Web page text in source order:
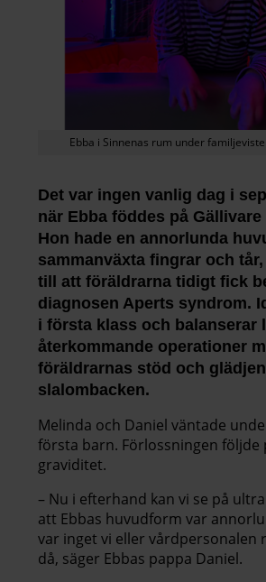
Ebba i Sinnenas rum under
Det var ingen vanlig dag i
när Ebba föddes på
Hon hade en annorlunda
sammanväxta fingrar och
till att föräldrarna tidigt fick
diagnosen Aperts syndrom.
i första klass och balanserar
återkommande operationer
föräldrarnas stöd och
slalombacken.
Melinda och Daniel väntade
första barn. Förlossningen följde
graviditet.
– Nu i efterhand kan vi se på
att Ebbas huvudform var
var inget vi eller vårdpersonalen
då, säger Ebbas pappa Daniel.